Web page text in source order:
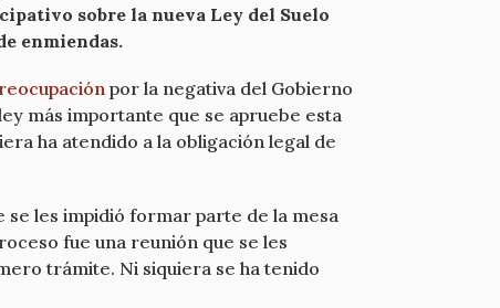
sobre la nueva Ley del Suelo
enmiendas.
por la negativa del Gobierno
más importante que se apruebe esta
ha atendido a la obligación legal de
se les impidió formar parte de la mesa
fue una reunión que se les
trámite. Ni siquiera se ha tenido